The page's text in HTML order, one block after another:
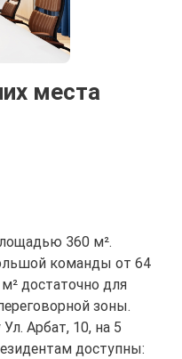
места
360 м².
команды от 64
достаточно для
зоны.
Арбат, 10, на 5
доступны: